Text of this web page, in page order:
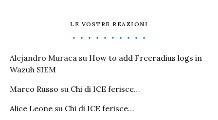
LE VOSTRE REAZIONI
Alejandro Muraca su How to add Freeradius logs in
Wazuh SIEM
Marco Russo su Chi di ICE ferisce…
Alice Leone su Chi di ICE ferisce…